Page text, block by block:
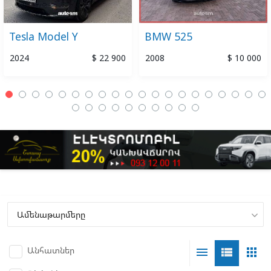
Tesla Model Y
2024 $ 22 900
BMW 525
2008 $ 10 000
Անհատներ apps
view_list
menu